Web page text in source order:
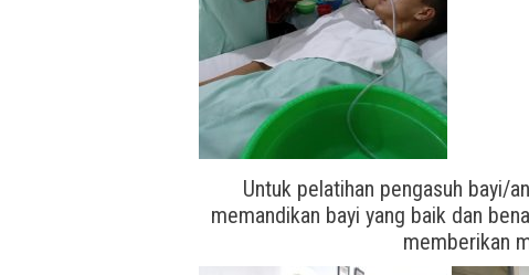
Untuk pelatihan pengasuh bayi/
memandikan bayi yang baik dan
memberikan